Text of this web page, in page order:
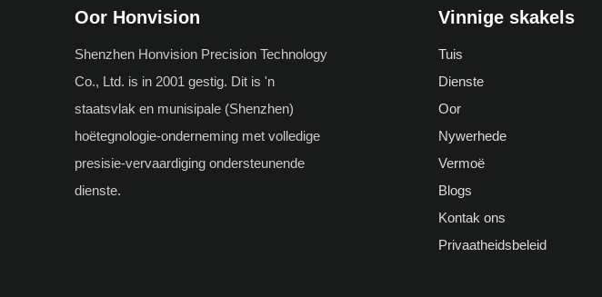
Oor Honvision
Shenzhen Honvision Precision Technology
Co., Ltd. is in 2001 gestig. Dit is 'n
staatsvlak en munisipale (Shenzhen)
hoëtegnologie-onderneming met volledige
presisie-vervaardiging ondersteunende
dienste.
Vinnige skakels
Tuis
Dienste
Oor
Nywerhede
Vermoë
Blogs
Kontak ons
Privaatheidsbeleid